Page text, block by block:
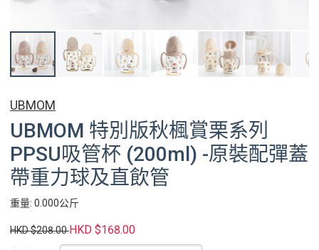
UBMOM
UBMOM 特別版秋楓賞栗系列
PPSU吸管杯 (200ml) -原裝配彈蓋
帶重力球及直飲管
重量: 0.000公斤
HKD $208.00HKD $168.00